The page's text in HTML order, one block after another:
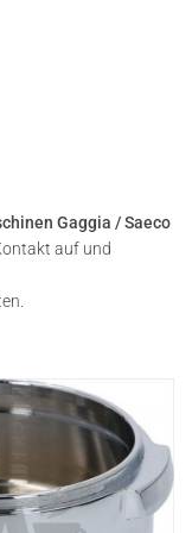
Gaggia / Saeco
auf und